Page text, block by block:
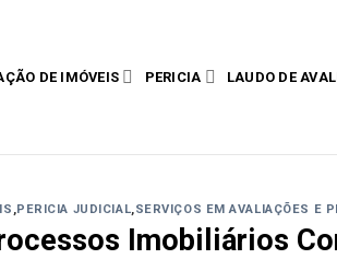
DE IMÓVEIS PERICIA LAUDO DE
,PERICIA JUDICIAL,SERVIÇOS EM AVALIAÇÕES E
Imobiliários